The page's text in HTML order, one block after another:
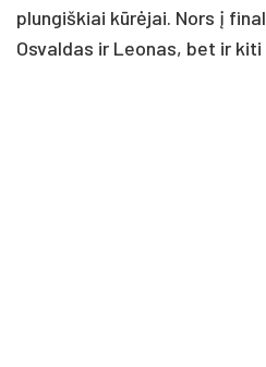
plungiškiai kūrėjai. Nors į
Osvaldas ir Leonas, bet ir